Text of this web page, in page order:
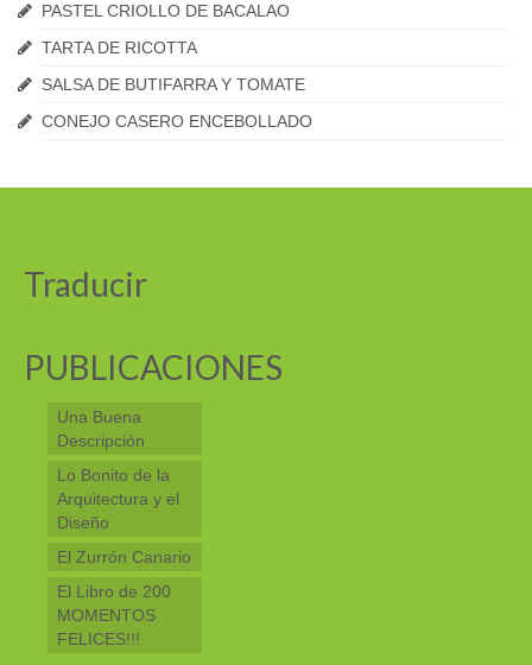
PASTEL CRIOLLO DE BACALAO
TARTA DE RICOTTA
SALSA DE BUTIFARRA Y TOMATE
CONEJO CASERO ENCEBOLLADO
Traducir
PUBLICACIONES
Una Buena
Descripción
Lo Bonito de la
Arquitectura y el
Diseño
El Zurrón Canario
El Libro de 200
MOMENTOS
FELICES!!!